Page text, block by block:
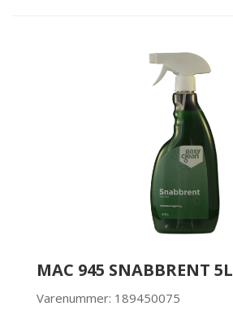
MAC 945 SNABBRENT 5L
Varenummer: 189450075